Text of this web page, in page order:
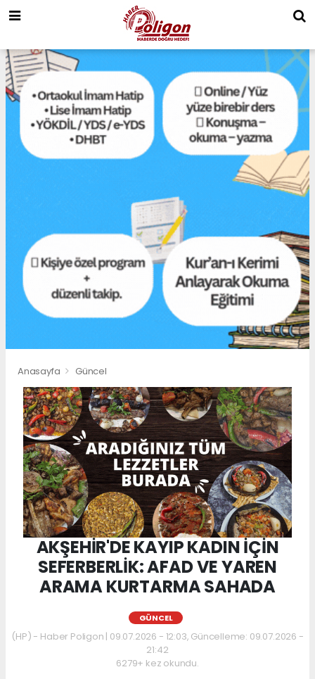
Anasayfa Güncel
AKŞEHİR'DE KAYIP KADIN İÇİN
SEFERBERLİK: AFAD VE YAREN
ARAMA KURTARMA SAHADA
GÜNCEL
(HP) - Haber Poligon | 09.07.2026 - 12:03, Güncelleme: 09.07.2026 -
21:42
6279+ kez okundu.